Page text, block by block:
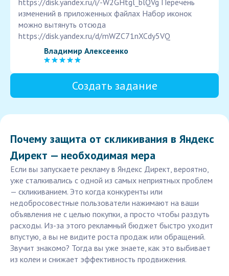
https://disk.yandex.ru/i/-W2GHtgl_blQVg Перечень
изменений в приложенных файлах Набор иконок
можно вытянуть отсюда
https://disk.yandex.ru/d/mWZC71nXCdy5VQ
Владимир Алексеенко
Создать задание
Почему защита от скликивания в Яндекс
Директ — необходимая мера
Если вы запускаете рекламу в Яндекс Директ, вероятно,
уже сталкивались с одной из самых неприятных проблем
— скликиванием. Это когда конкуренты или
недобросовестные пользователи нажимают на ваши
объявления не с целью покупки, а просто чтобы раздуть
расходы. Из-за этого рекламный бюджет быстро уходит
впустую, а вы не видите роста продаж или обращений.
Звучит знакомо? Тогда вы уже знаете, как это выбивает
из колеи и снижает эффективность продвижения.